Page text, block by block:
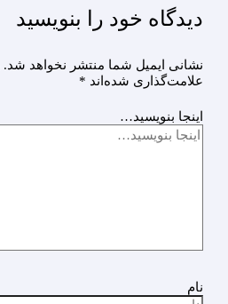
دیدگاه‌ خود را بنویسید
نشانی ایمیل شما منتشر نخواهد شد.
علامت‌گذاری شده‌اند *
اینجا بنویسید…
نام